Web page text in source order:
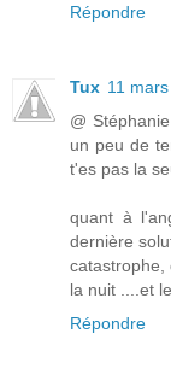
Répondre
Tux 11
@
un peu de
t'es pas la
quant à
dernière
la nuit ....et
Répondre